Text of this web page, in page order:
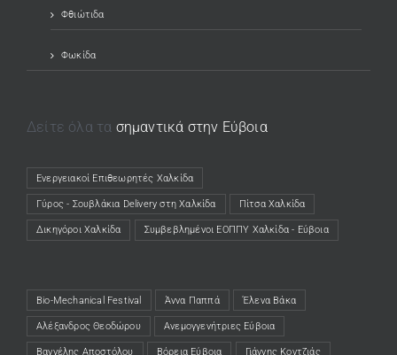
Φθιώτιδα
Φωκίδα
Δείτε όλα τα σημαντικά στην Εύβοια
Ενεργειακοί Επιθεωρητές Χαλκίδα
(opens in a new tab)
Γύρος - Σουβλάκια Delivery στη Χαλκίδα
(opens in a new tab) Πίτσα Χαλκίδα
(opens in a new tab)
Δικηγόροι Χαλκίδα
(opens in a new tab) Συμβεβλημένοι ΕΟΠΠΥ Χαλκίδα - Εύβοια
(opens in a new tab)
Bio-Mechanical Festival Άννα Παππά Έλενα Βάκα
Αλέξανδρος Θεοδώρου Ανεμογγενήτριες Εύβοια
Βαγγέλης Αποστόλου Βόρεια Εύβοια Γιάννης Κοντζιάς